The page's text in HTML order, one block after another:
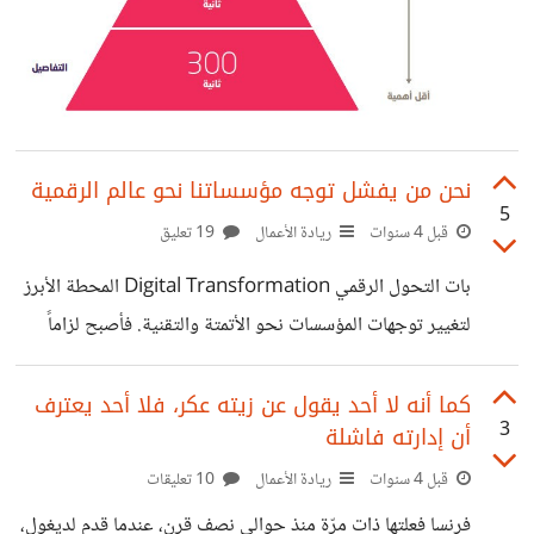
5
نحن من يفشل توجه مؤسساتنا نحو عالم الرقمية
قبل 4 سنوات ريادة الأعمال
بات التحول الرقمي Digital Transformation المحطة الأبرز
لتغيير توجهات المؤسسات نحو الأتمتة والتقنية. فأصبح لزاماً
بعالم المال والعولمة أن نتصرف بسرعة للبقاء في سباق التنافس
وتحقيق رضا الجمهور وهو ما يدفعنا دفعاً نحو التحول الرقمي.
فالتحول الرقمي هو الإجراءات التي تنفذها المؤسسة لدمج
التكنولوجيا الرقمية في جميع مجالات الأعمال، والتي تؤدي إلى
إحداث تغيير جذري في كيفية تقديم المؤسسة للخدمة للعميل.
3
كما أنه لا أحد يقول عن زيته عكر، فلا أحد يعترف
أن إدارته فاشلة
قبل 4 سنوات ريادة الأعمال
فرنسا فعلتها ذات مرّة منذ حوالي نصف قرن، عندما قدم لديغول،